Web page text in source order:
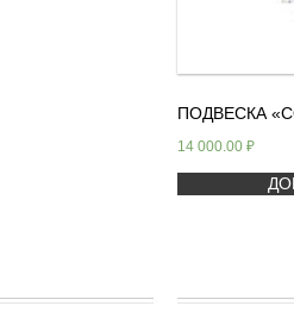
ПОДВЕСКА
14 000.00 ₽